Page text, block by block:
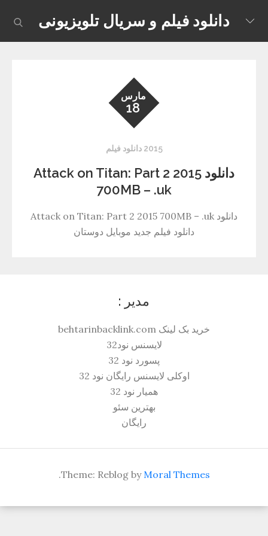
content
دانلود فیلم و سریال تلویزیونی
مارس
18
2015 دانلود فیلم
دانلود Attack on Titan: Part 2 2015
700MB – .uk
دانلود Attack on Titan: Part 2 2015 700MB – .uk
دانلود فیلم جدید موبایل دوستان
مدیر :
خرید بک لینک behtarinbacklink.com
لایسنس نود32
پسورد نود 32
اوکلی لایسنس رایگان نود 32
همیار نود 32
بهترین سئو
رایگان
Theme: Reblog byMoral Themes
.